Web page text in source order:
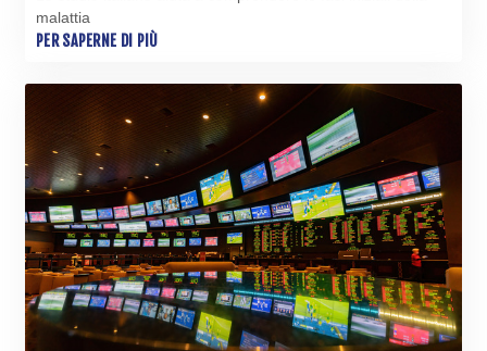
AWG 2.082489
AZN 1.97002
BAM 1.955776
BBD 2.321671
BDT 142.688227
BHD 0.434695
BIF 3451.157116
BMD 1.156136
BND 1.477082
BOB 13.69983
BRL 5.876989
malattia
PER SAPERNE DI PIÙ